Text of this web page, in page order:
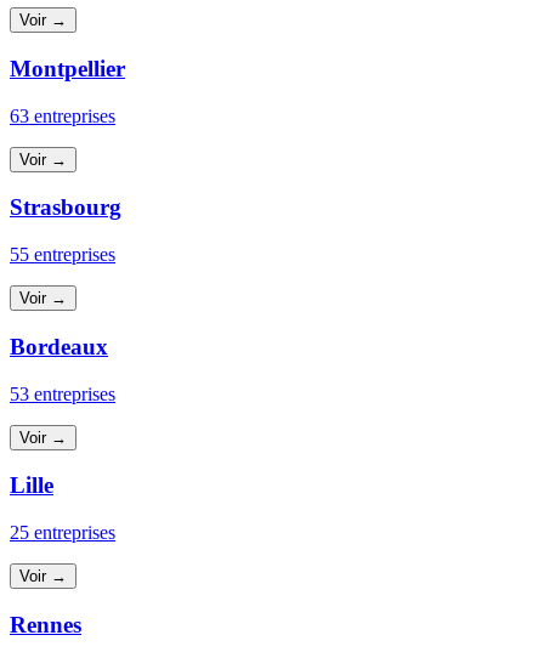
Voir →
Montpellier
63 entreprises
Voir →
Strasbourg
55 entreprises
Voir →
Bordeaux
53 entreprises
Voir →
Lille
25 entreprises
Voir →
Rennes